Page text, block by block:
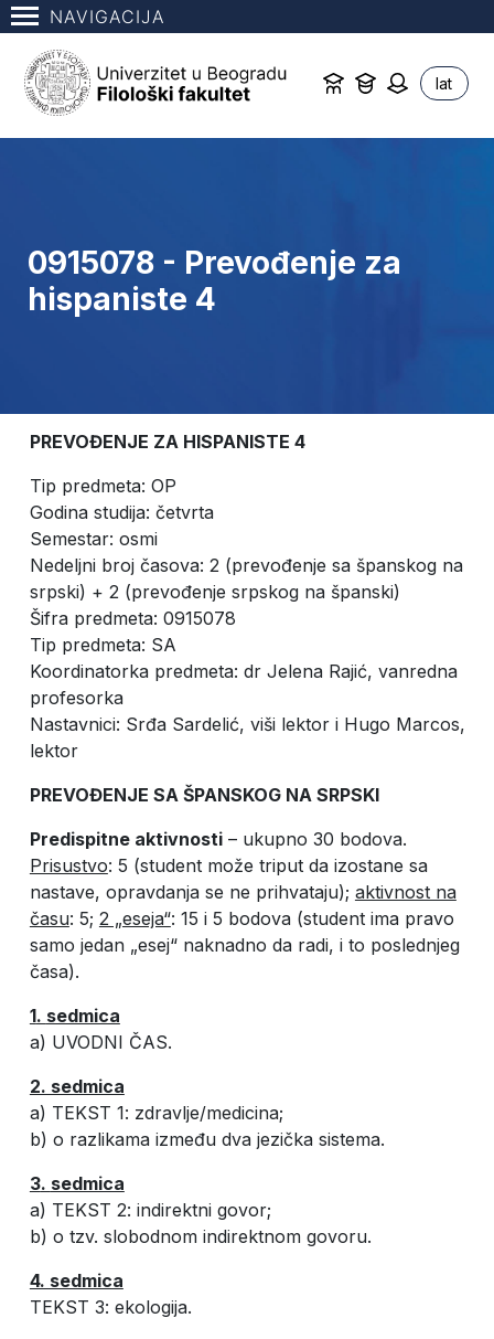
NAVIGACIJA
lat
0915078 - Prevođenje za
hispaniste 4
PREVOĐENJE ZA HISPANISTE 4
Tip predmeta: OP
Godina studija: četvrta
Semestar: osmi
Nedeljni broj časova: 2 (prevođenje sa španskog na
srpski) + 2 (prevođenje srpskog na španski)
Šifra predmeta: 0915078
Tip predmeta: SA
Koordinatorka predmeta: dr Jelena Rajić, vanredna
profesorka
Nastavnici: Srđa Sardelić, viši lektor i Hugo Marcos,
lektor
PREVOĐENJE SA ŠPANSKOG NA SRPSKI
Predispitne aktivnosti– ukupno 30 bodova.
Prisustvo: 5 (student može triput da izostane sa
nastave, opravdanja se ne prihvataju); aktivnost na
času: 5; 2 „eseja“: 15 i 5 bodova (student ima pravo
samo jedan „esej“ naknadno da radi, i to poslednjeg
časa).
1. sedmica
a) UVODNI ČAS.
2. sedmica
a) TEKST 1: zdravlje/medicina;
b) o razlikama između dva jezička sistema.
3. sedmica
a) TEKST 2: indirektni govor;
b) o tzv. slobodnom indirektnom govoru.
4. sedmica
TEKST 3: ekologija.